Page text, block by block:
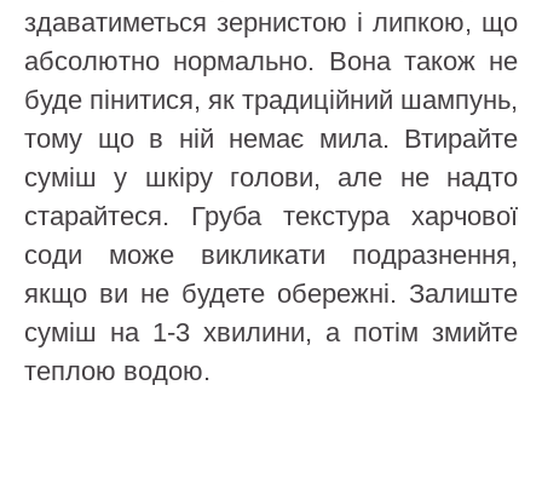
здаватиметься зернистою і липкою, що
абсолютно нормально. Вона також не
буде пінитися, як традиційний шампунь,
тому що в ній немає мила. Втирайте
суміш у шкіру голови, але не надто
старайтеся. Груба текстура харчової
соди може викликати подразнення,
якщо ви не будете обережні. Залиште
суміш на 1-3 хвилини, а потім змийте
теплою водою.